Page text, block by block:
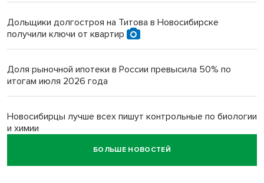
Дольщики долгостроя на Титова в Новосибирске
получили ключи от квартир
Доля рыночной ипотеки в России превысила 50% по
итогам июля 2026 года
Новосибирцы лучше всех пишут контрольные по биологии
и химии
Нейросеть для диагностики депрессии в крови создали в
БОЛЬШЕ НОВОСТЕЙ